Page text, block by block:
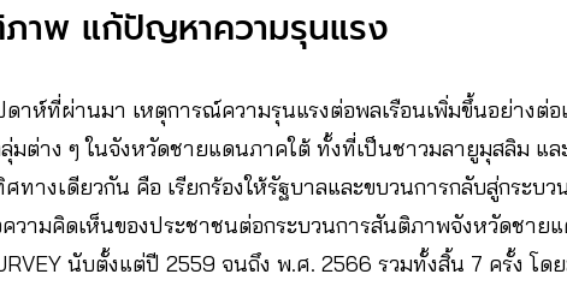
ภาพ แก้ปัญหาความรุนแรง
าห์ที่ผ่านมา เหตุการณ์ความรุนแรงต่อพลเรือนเพิ่มขึ้นอย่างต่อ
ต่าง ๆ ในจังหวัดชายแดนภาคใต้ ทั้งที่เป็นชาวมลายูมุสลิม แล
างเดียวกัน คือ เรียกร้องให้รัฐบาลและขบวนการกลับสู่กระบว
ความคิดเห็นของประชาชนต่อกระบวนการสันติภาพจังหวัดชาย
นับตั้งแต่ปี 2559 จนถึง พ.ศ. 2566 รวมทั้งสิ้น 7 ครั้ง โด